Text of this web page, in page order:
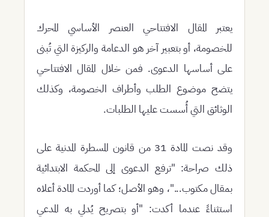
يعتبر المقال الافتتاحي العنصر الأساسي المحرك
للخصومة، أو بتعبير آخر هو الدعامة والركيزة التي تُبنى
على أساسها الدعوى. فمن خلال المقال الافتتاحي
يتضح موضوع الطلب وأطراف الخصومة، وكذلك
الوثائق التي أُسست عليها الطلبات.
وقد نصت المادة 31 من قانون المسطرة المدنية على
ذلك صراحة: "ترفع الدعوى إلى المحكمة الابتدائية
بمقال مكتوب..."، وهو الأصل؛ كما أوردت المادة أعلاه
استثناءً عندما أكدت: "أو بتصريح يُدلي به المدعي